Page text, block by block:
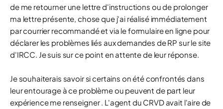
de me retourner une lettre d'instructions ou de prolonger
ma lettre présente, chose que j'ai réalisé immédiatement
par courrier recommandé et via le formulaire en ligne pour
déclarer les problèmes liés aux demandes de RP sur le site
d'IRCC. Je suis sur ce point en attente de leur réponse.
Je souhaiterais savoir si certains on été confrontés dans
leur entourage à ce problème ou peuvent de part leur
expérience me renseigner . L'agent du CRVD avait l'aire de